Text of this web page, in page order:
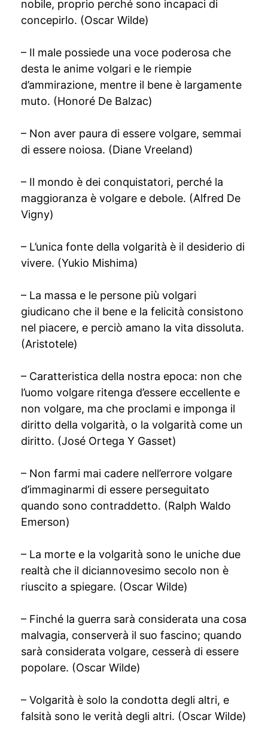
nobile, proprio perché sono incapaci di
concepirlo. (Oscar Wilde)
– Il male possiede una voce poderosa che
desta le anime volgari e le riempie
d’ammirazione, mentre il bene è largamente
muto. (Honoré De Balzac)
– Non aver paura di essere volgare, semmai
di essere noiosa. (Diane Vreeland)
– Il mondo è dei conquistatori, perché la
maggioranza è volgare e debole. (Alfred De
Vigny)
– L’unica fonte della volgarità è il desiderio di
vivere. (Yukio Mishima)
– La massa e le persone più volgari
giudicano che il bene e la felicità consistono
nel piacere, e perciò amano la vita dissoluta.
(Aristotele)
– Caratteristica della nostra epoca: non che
l’uomo volgare ritenga d’essere eccellente e
non volgare, ma che proclami e imponga il
diritto della volgarità, o la volgarità come un
diritto. (José Ortega Y Gasset)
– Non farmi mai cadere nell’errore volgare
d’immaginarmi di essere perseguitato
quando sono contraddetto. (Ralph Waldo
Emerson)
– La morte e la volgarità sono le uniche due
realtà che il diciannovesimo secolo non è
riuscito a spiegare. (Oscar Wilde)
– Finché la guerra sarà considerata una cosa
malvagia, conserverà il suo fascino; quando
sarà considerata volgare, cesserà di essere
popolare. (Oscar Wilde)
– Volgarità è solo la condotta degli altri, e
falsità sono le verità degli altri. (Oscar Wilde)